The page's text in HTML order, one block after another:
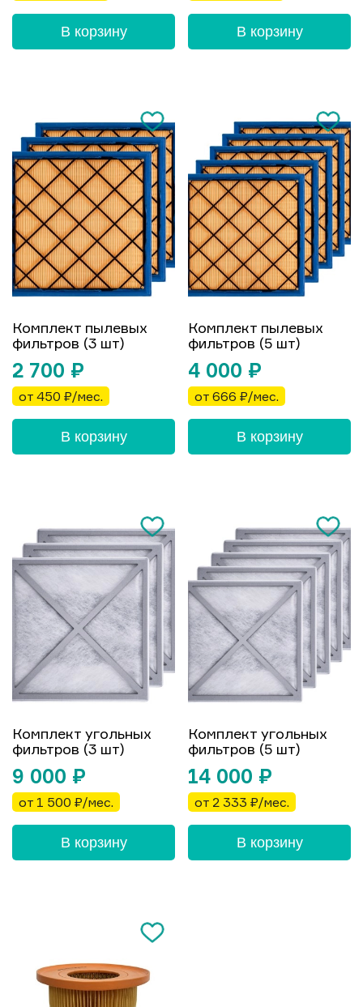
В корзину В корзину
Комплект пылевых
фильтров (3 шт)
2 700 ₽
от 450 ₽/мес.
В корзину
Комплект пылевых
фильтров (5 шт)
4 000 ₽
от 666 ₽/мес.
В корзину
Комплект угольных
фильтров (3 шт)
9 000 ₽
от 1 500 ₽/мес.
В корзину
Комплект угольных
фильтров (5 шт)
14 000 ₽
от 2 333 ₽/мес.
В корзину